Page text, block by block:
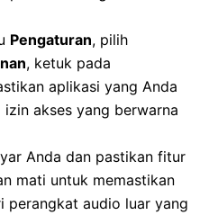
Pengaturan, pilih
, ketuk pada
aplikasi yang Anda
akses yang berwarna
Anda dan pastikan fitur
mati untuk memastikan
perangkat audio luar yang